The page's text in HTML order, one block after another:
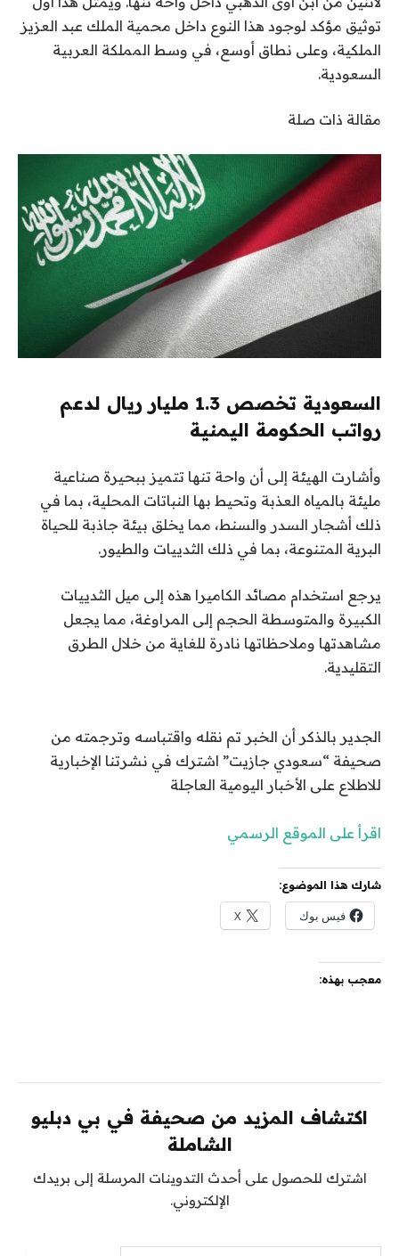
توثيق مؤكد لوجود هذا النوع داخل محمية الملك عبد العزيز
الملكية، وعلى نطاق أوسع، في وسط المملكة العربية
السعودية.
مقالة ذات صلة
السعودية تخصص 1.3 مليار ريال لدعم
رواتب الحكومة اليمنية
وأشارت الهيئة إلى أن واحة تنها تتميز ببحيرة صناعية
مليئة بالمياه العذبة وتحيط بها النباتات المحلية، بما في
ذلك أشجار السدر والسنط، مما يخلق بيئة جاذبة للحياة
البرية المتنوعة، بما في ذلك الثدييات والطيور.
يرجع استخدام مصائد الكاميرا هذه إلى ميل الثدييات
الكبيرة والمتوسطة الحجم إلى المراوغة، مما يجعل
مشاهدتها وملاحظاتها نادرة للغاية من خلال الطرق
التقليدية.
الجدير بالذكر أن الخبر تم نقله واقتباسه وترجمته من
صحيفة “سعودي جازيت” اشترك في نشرتنا الإخبارية
للاطلاع على الأخبار اليومية العاجلة
اقرأ على الموقع الرسمي
شارك هذا الموضوع:
فيس بوك X
معجب بهذه:
اكتشاف المزيد من صحيفة في بي دبليو
الشاملة
اشترك للحصول على أحدث التدوينات المرسلة إلى بريدك
الإلكتروني.
كتابة بريدك الإلكتروني...